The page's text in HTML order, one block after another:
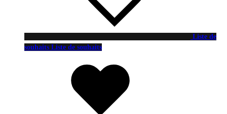
Liste de
souhaits Liste de souhaits